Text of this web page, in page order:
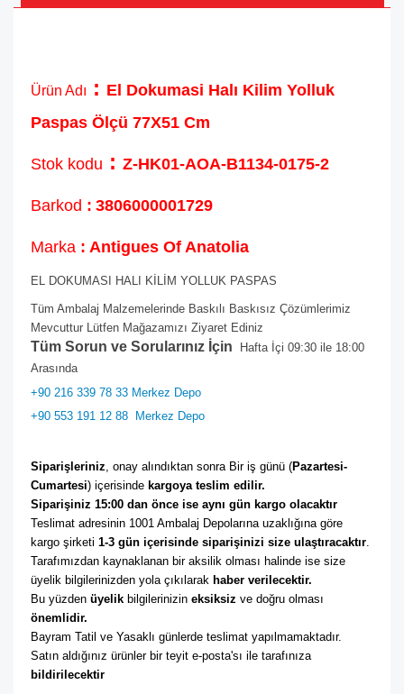
Ürün Adı : El Dokumasi Halı Kilim Yolluk
Paspas Ölçü 77X51 Cm
Stok kodu : Z-HK01-AOA-B1134-0175-2
Barkod : 3806000001729
Marka : Antigues Of Anatolia
EL DOKUMASI HALI KİLİM YOLLUK PASPAS
Tüm Ambalaj Malzemelerinde Baskılı Baskısız Çözümlerimiz
Mevcuttur Lütfen Mağazamızı Ziyaret Ediniz
Tüm Sorun ve Sorularınız İçin Hafta İçi 09:30 ile 18:00
Arasında
+90 216 339 78 33 Merkez Depo
+90 553 191 12 88 Merkez Depo
Siparişleriniz , onay alındıktan sonra Bir iş günü (Pazartesi-
Cumartesi) içerisinde kargoya teslim edilir.
Siparişiniz 15:00 dan önce ise aynı gün kargo olacaktır
Teslimat adresinin 1001 Ambalaj Depolarına uzaklığına göre
kargo şirketi 1-3 gün içerisinde siparişinizi size ulaştıracaktır
Tarafımızdan kaynaklanan bir aksilik olması halinde ise size
üyelik bilgilerinizden yola çıkılarak haber verilecektir.
Bu yüzden üyelik bilgilerinizin eksiksiz
önemlidir.
Bayram Tatil ve Yasaklı günlerde teslimat yapılmamaktadır.
bildirilecektir